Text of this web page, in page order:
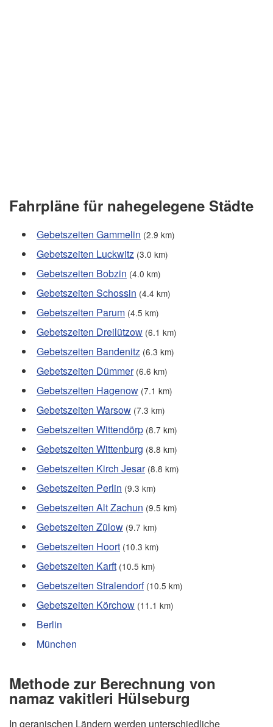
Fahrpläne für nahegelegene Städte
Gebetszeiten Gammelin (2.9 km)
Gebetszeiten Luckwitz (3.0 km)
Gebetszeiten Bobzin (4.0 km)
Gebetszeiten Schossin (4.4 km)
Gebetszeiten Parum (4.5 km)
Gebetszeiten Dreilützow (6.1 km)
Gebetszeiten Bandenitz (6.3 km)
Gebetszeiten Dümmer (6.6 km)
Gebetszeiten Hagenow (7.1 km)
Gebetszeiten Warsow (7.3 km)
Gebetszeiten Wittendörp (8.7 km)
Gebetszeiten Wittenburg (8.8 km)
Gebetszeiten Kirch Jesar (8.8 km)
Gebetszeiten Perlin (9.3 km)
Gebetszeiten Alt Zachun (9.5 km)
Gebetszeiten Zülow (9.7 km)
Gebetszeiten Hoort (10.3 km)
Gebetszeiten Karft (10.5 km)
Gebetszeiten Stralendorf (10.5 km)
Gebetszeiten Körchow (11.1 km)
Berlin
München
Methode zur Berechnung von
namaz vakitleri Hülseburg
In geranischen Ländern werden unterschiedliche